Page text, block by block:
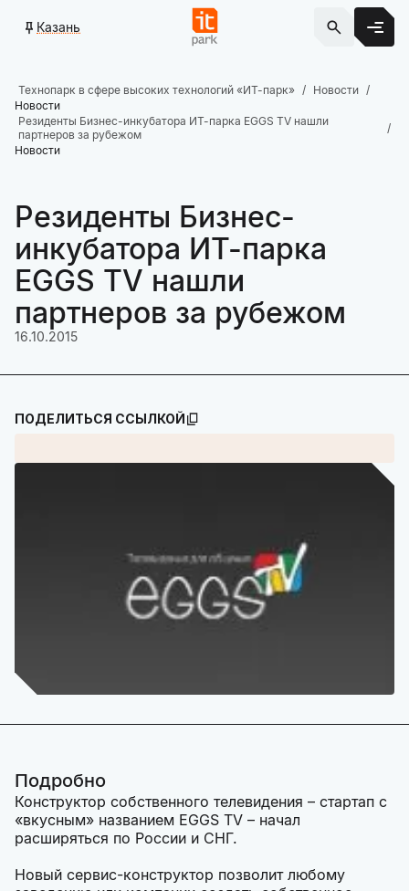
Казань
Технопарк в сфере высоких технологий «ИТ-парк»
Новости
Новости
Резиденты Бизнес-инкубатора ИТ-парка EGGS TV нашли
партнеров за рубежом
Новости
Резиденты Бизнес-
инкубатора ИТ-парка
EGGS TV нашли
партнеров за рубежом
16.10.2015
ПОДЕЛИТЬСЯ ССЫЛКОЙ
Подробно
Конструктор собственного телевидения – стартап с
«вкусным» названием EGGS TV – начал
расширяться по России и СНГ.
Новый сервис-конструктор позволит любому